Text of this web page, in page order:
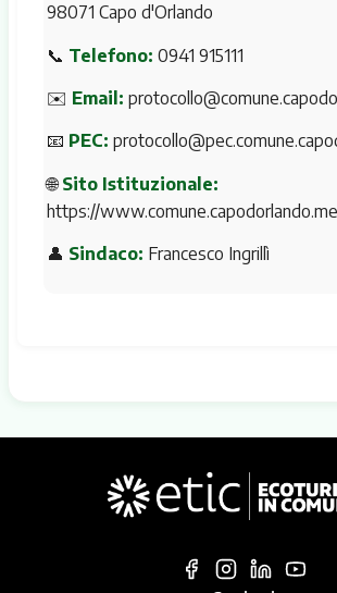
98071 Capo d'Orlando
📞 Telefono: 0941 915111
✉️ Email:
📧 PEC:
🌐Sito Istituzionale:
https://
👤 Sindaco: Francesco Ingrillì